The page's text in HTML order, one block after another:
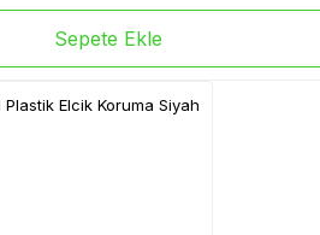
Sepete Ekle